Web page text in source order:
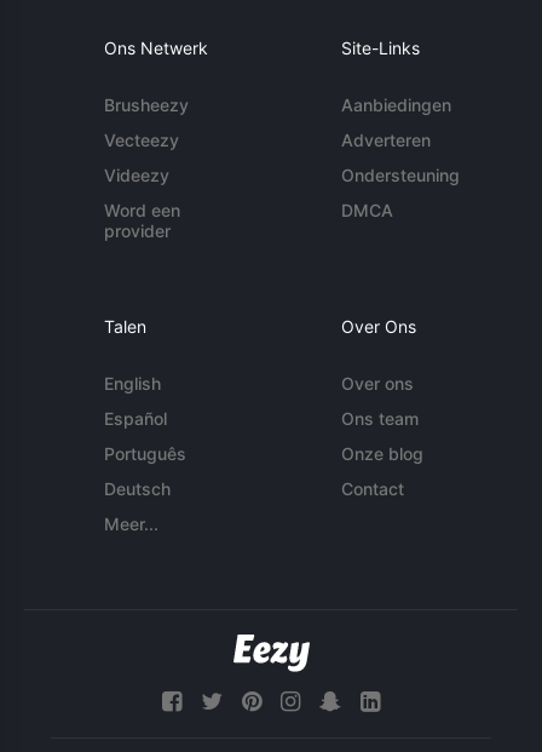
Ons Netwerk
Brusheezy
Vecteezy
Videezy
Word een
provider
Site-Links
Aanbiedingen
Adverteren
Ondersteuning
DMCA
Talen
English
Español
Português
Deutsch
Meer...
Over Ons
Over ons
Ons team
Onze blog
Contact